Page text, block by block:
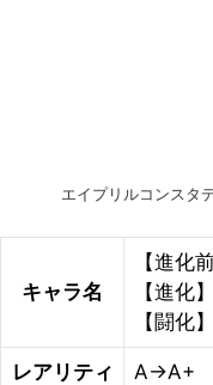
エイプリルコンスタ
キャラ名
【進化
【進化
【闘化
レアリティ A→A+